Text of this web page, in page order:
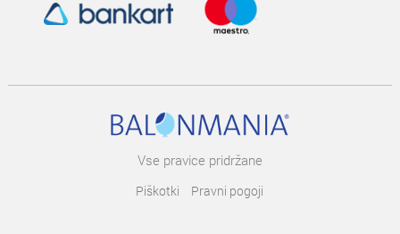
Vse pravice pridržane
Piškotki Pravni pogoji